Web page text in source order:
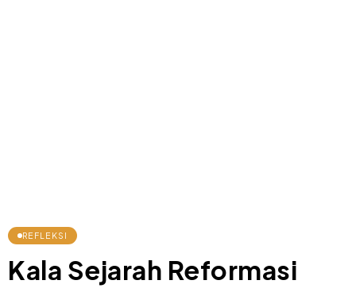
REFLEKSI
Kala Sejarah Reformasi